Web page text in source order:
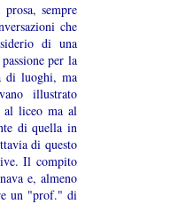
sempre
che
di una
per la
di luoghi, ma
illustrato
al liceo ma al
di quella in
di questo
Il compito
e, almeno
un "prof." di